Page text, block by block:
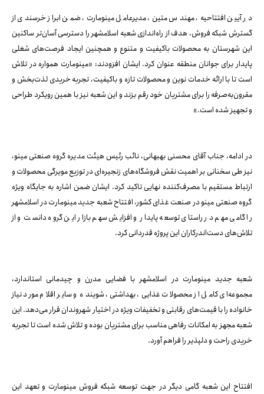
در آیین افتتاحیه، مهندس متین، مدیرعامل مینومارت، ضمن ابراز خرسندی از
گسترش شبکه فروش، هدف از راه‌اندازی شعبه اسلامشهر را دسترسی آسان‌تر ساکنین
این شهرستان به محصولات باکیفیت و متنوع و همچنین ایجاد فرصت‌های شغلی
پایدار برای جوانان منطقه عنوان کرد. ایشان افزودند: «مینومارت همواره در تلاش
است تا با ارائه خدمات نوین و محصولات تازه و باکیفیت، تجربه خریدی لذت‌بخش و
مقرون‌به‌صرفه را برای مشتریان خود رقم بزند و این شعبه نیز با همین رویکرد طراحی
و تجهیز شده است.»
در ادامه، جناب آقای محسنی بهبهانی، نائب رئیس هیئت مدیره گروه صنعتی مینو،
نیز طی سخنانی بر اهمیت نقش فروشگاه‌های زنجیره‌ای در توزیع مویرگی محصولات و
ارتباط مستقیم با مصرف‌کننده نهایی تاکید کرد. ایشان ضمن اشاره به جایگاه ویژه
گروه صنعتی مینو در صنعت غذای کشور، افتتاح شعبه جدید مینومارت در اسلامشهر
را گامی مهم در راستای توسعه پایدار و افزایش سهم بازار این گروه دانست و از
تلاش‌های دست‌اندرکاران این پروژه قدردانی کرد.
شعبه جدید مینومارت در اسلامشهر با فضایی مدرن و چیدمانی استاندارد،
مجموعه‌ای کامل از محصولات غذایی، بهداشتی، شوینده و سایر اقلام مورد نیاز
خانواده را با قیمت‌های رقابتی و تخفیفات ویژه در اختیار شهروندان قرار می‌دهد. این
شعبه مجهز به امکانات رفاهی مناسب برای مشتریان بوده و تلاش شده است تا تجربه
خریدی راحت و دلپذیر را فراهم آورد.
افتتاح این شعبه گامی دیگر در جهت توسعه شبکه فروش مینومارت و تعهد این